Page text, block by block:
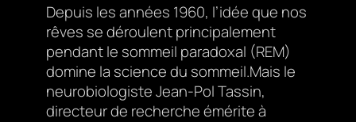
Depuis les années 1960, l’idée que nos
rêves se déroulent principalement
pendant le sommeil paradoxal (REM)
domine la science du sommeil.Mais le
neurobiologiste Jean-Pol Tassin,
directeur de recherche émérite à